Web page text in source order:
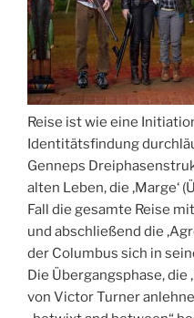
Reise ist wie eine
Identitätsfindung
Genneps
alten Leben, die ‚Marge‘
Fall die gesamte Reise
und abschließend die
der Columbus sich in
Die Übergangsphase, die
von Victor Turner